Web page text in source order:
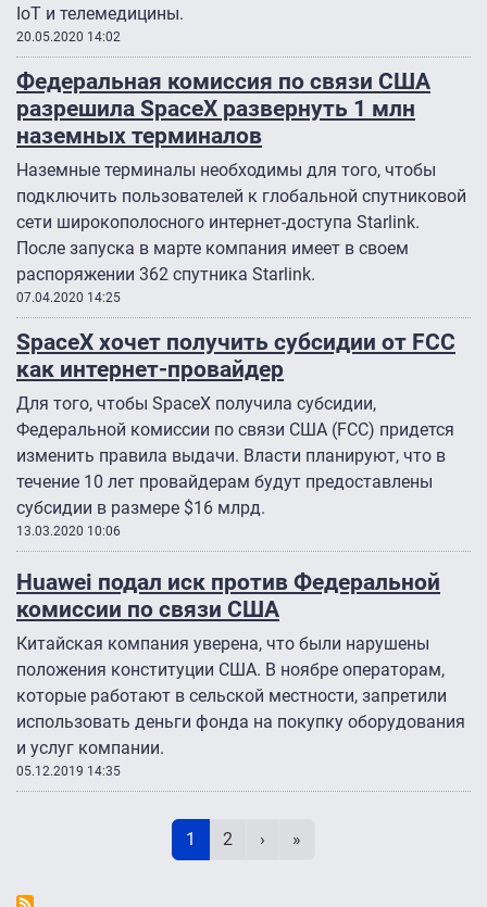
IoT и телемедицины.
20.05.2020 14:02
Федеральная комиссия по связи США
разрешила SpaceX развернуть 1 млн
наземных терминалов
Наземные терминалы необходимы для того, чтобы
подключить пользователей к глобальной спутниковой
сети широкополосного интернет-доступа Starlink.
После запуска в марте компания имеет в своем
распоряжении 362 спутника Starlink.
07.04.2020 14:25
SpaceX хочет получить субсидии от FCC
как интернет-провайдер
Для того, чтобы SpaceX получила субсидии,
Федеральной комиссии по связи США (FCC) придется
изменить правила выдачи. Власти планируют, что в
течение 10 лет провайдерам будут предоставлены
субсидии в размере $16 млрд.
13.03.2020 10:06
Huawei подал иск против Федеральной
комиссии по связи США
Китайская компания уверена, что были нарушены
положения конституции США. В ноябре операторам,
которые работают в сельской местности, запретили
использовать деньги фонда на покупку оборудования
и услуг компании.
05.12.2019 14:35
Текущая страница
1 Page
2 Следующая страница
› Последняя страница
»